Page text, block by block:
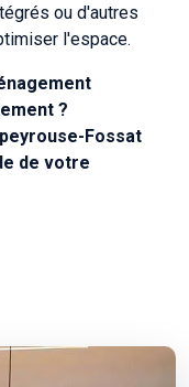
ou d'autres
l'espace.
?
Fossat
de votre